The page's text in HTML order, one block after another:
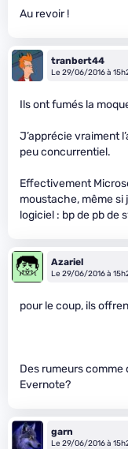
Au revoir !
tranbert44
Le 29/06/2016 à
Ils ont fumés la
J’apprécie vraiment
peu concurrentiel.
Effectivement
moustache, même si
logiciel : bp de pb de
Azariel
Le 29/06/2016 à
pour le coup, ils
Des rumeurs
Evernote?
garn
Le 29/06/2016 à